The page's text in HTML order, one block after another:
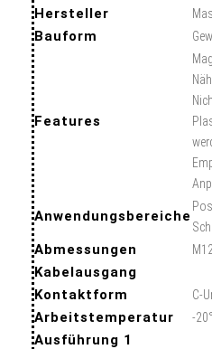
Hersteller
Bauform
Features
Anwendungsbereiche
Abmessungen
Kabelausgang
Kontaktform
C-
Arbeitstemperatur -
Ausführung 1